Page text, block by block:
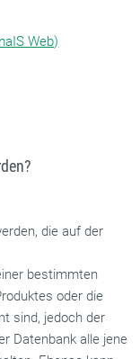
Web)
die auf der
bestimmten
oder die
sind, jedoch der
Datenbank alle jene